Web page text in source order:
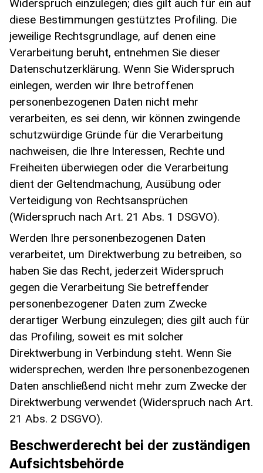
Widerspruch einzulegen; dies gilt auch für ein auf
diese Bestimmungen gestütztes Profiling. Die
jeweilige Rechtsgrundlage, auf denen eine
Verarbeitung beruht, entnehmen Sie dieser
Datenschutzerklärung. Wenn Sie Widerspruch
einlegen, werden wir Ihre betroffenen
personenbezogenen Daten nicht mehr
verarbeiten, es sei denn, wir können zwingende
schutzwürdige Gründe für die Verarbeitung
nachweisen, die Ihre Interessen, Rechte und
Freiheiten überwiegen oder die Verarbeitung
dient der Geltendmachung, Ausübung oder
Verteidigung von Rechtsansprüchen
(Widerspruch nach Art. 21 Abs. 1 DSGVO).
Werden Ihre personenbezogenen Daten
verarbeitet, um Direktwerbung zu betreiben, so
haben Sie das Recht, jederzeit Widerspruch
gegen die Verarbeitung Sie betreffender
personenbezogener Daten zum Zwecke
derartiger Werbung einzulegen; dies gilt auch für
das Profiling, soweit es mit solcher
Direktwerbung in Verbindung steht. Wenn Sie
widersprechen, werden Ihre personenbezogenen
Daten anschließend nicht mehr zum Zwecke der
Direktwerbung verwendet (Widerspruch nach Art.
21 Abs. 2 DSGVO).
Beschwerderecht bei der zuständigen
Aufsichtsbehörde